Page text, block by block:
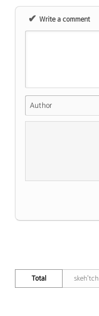
✔ Write a comment
Author
Total skeh'tch